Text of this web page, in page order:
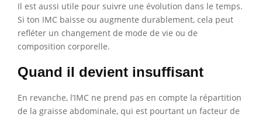
Il est aussi utile pour suivre une évolution dans le temps.
Si ton IMC baisse ou augmente durablement, cela peut
refléter un changement de mode de vie ou de
composition corporelle.
Quand il devient insuffisant
En revanche, l’IMC ne prend pas en compte la répartition
de la graisse abdominale, qui est pourtant un facteur de